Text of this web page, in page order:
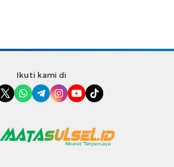
Ikuti kami di